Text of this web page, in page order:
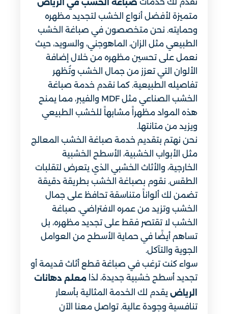
صباغة الخشب في الرياض
متميزة لأفضل أنواع الخشب لتجديد مظهره
وحمايته. نحن متخصصون في صباغة الخشب
الطبيعي مثل الزان، الماهوجني، والسويد، حيث
نعمل على تحسين مظهره من خلال إضافة
الألوان التي تعزز من جمال الخشب وتُظهر
تفاصيله الطبيعية. كما نقدم خدمة صباغة
الخشب الصناعي مثل MDF والفيبر، مما يمنح
هذه المواد مظهراً مشابهاً للخشب الطبيعي
ويزيد من متانتها.
نحن نهتم بتقديم خدمة صباغة الخشب المعالج
مثل الأبواب الخشبية، الأسطح الخشبية
الخارجية، والأثاث الخشبي الذي يتعرض لتقلبات
الطقس. نقوم بصباغة الخشب بطريقة دقيقة
تضمن لك ألواناً متناسقة تحافظ على جمال
الخشب وتزيد من عمره الافتراضي. صباغة
الخشب لا تقتصر فقط على تجديد مظهره، بل
تساهم أيضًا في حماية الأسطح من العوامل
الجوية والتآكل.
سواء كنت ترغب في صباغة قطع أثاث قديمة أو
تجديد أسطح خشبية جديدة، لذا معلم دهانات
الرياض يقدم لك الخدمة المثالية بأسعار
تنافسية وجودة عالية. تواصل معنا الآن